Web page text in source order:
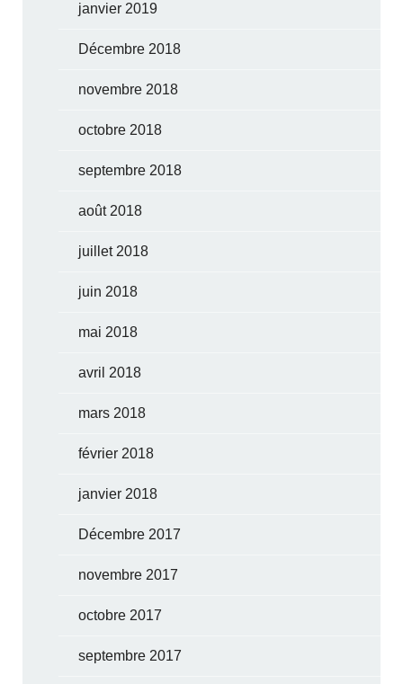
janvier 2019
Décembre 2018
novembre 2018
octobre 2018
septembre 2018
août 2018
juillet 2018
juin 2018
mai 2018
avril 2018
mars 2018
février 2018
janvier 2018
Décembre 2017
novembre 2017
octobre 2017
septembre 2017